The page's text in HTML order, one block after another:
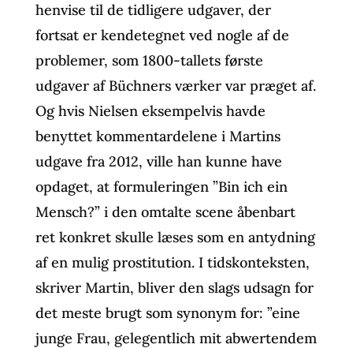
henvise til de tidligere udgaver, der
fortsat er kendetegnet ved nogle af de
problemer, som 1800-tallets første
udgaver af Büchners værker var præget af.
Og hvis Nielsen eksempelvis havde
benyttet kommentardelene i Martins
udgave fra 2012, ville han kunne have
opdaget, at formuleringen ”Bin ich ein
Mensch?” i den omtalte scene åbenbart
ret konkret skulle læses som en antydning
af en mulig prostitution. I tidskonteksten,
skriver Martin, bliver den slags udsagn for
det meste brugt som synonym for: ”eine
junge Frau, gelegentlich mit abwertendem